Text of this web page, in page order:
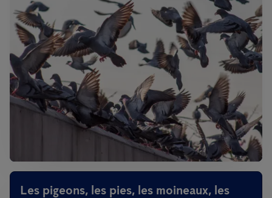
Les pigeons, les pies, les moineaux, les